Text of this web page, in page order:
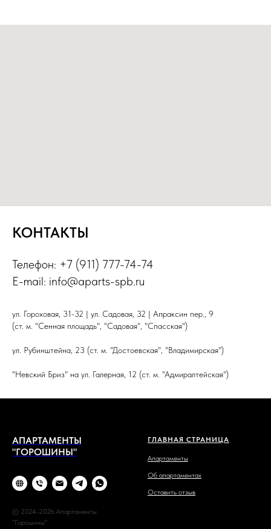
КОНТАКТЫ
Телефон: +7 (911) 777-74-74
E-mail: info@aparts-spb.ru
ул. Гороховая, 31-32 | ул. Садовая, 32 | Апраксин пер., 9
(ст. м. "Сенная площадь", "Садовая", "Спасская")
ул. Рубинштейна, 23 (ст. м. "Достоевская", "Владимирская")
"Невский Бриз" на ул. Галерная, 12 (ст. м. "Адмиралтейская")
АПАРТАМЕНТЫ
"ГОРОШИНЫ"
© 2024-2026 Апартаменты
"Горошины"
ГЛАВНАЯ СТРАНИЦА
Апартаменты
Об апартаментах
Оставить отзыв